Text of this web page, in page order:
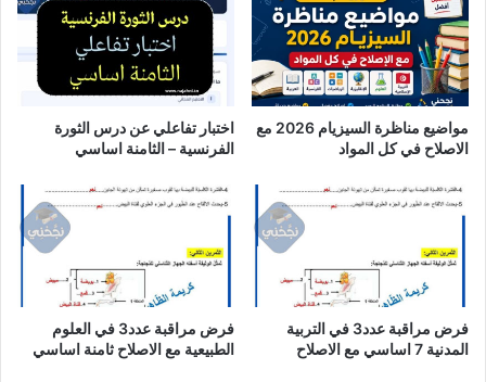
مواضيع مناظرة السيزيام 2026 مع
الاصلاح في كل المواد
اختبار تفاعلي عن درس الثورة
الفرنسية – الثامنة اساسي
فرض مراقبة عدد3 في التربية
المدنية 7 اساسي مع الاصلاح
فرض مراقبة عدد3 في العلوم
الطبيعية مع الاصلاح ثامنة اساسي